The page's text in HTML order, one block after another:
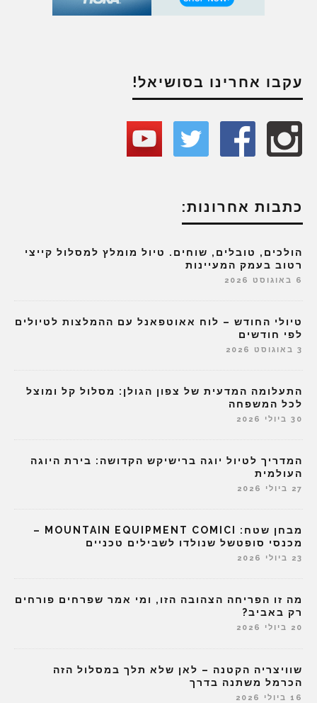
עקבו אחרינו בסושיאל!
כתבות אחרונות:
הולכים, טובלים, שוחים. טיול מומלץ למסלול קייצי
רטוב בעמק המעיינות
6 באוגוסט 2026
טיולי החודש – לוח אאוטפאנל עם ההמלצות לטיולים
לפי חודשים
3 באוגוסט 2026
התעלומה המדעית של צפון הגולן: מסלול קל ומוצל
לכל המשפחה
30 ביולי 2026
המדריך לטיול יוגה ברישיקש הקדושה: בירת היוגה
העולמית
27 ביולי 2026
מבחן שטח: MOUNTAIN EQUIPMENT COMICI –
מכנסי סופטשל שנולדו לשבילים טכניים
23 ביולי 2026
מה זו הפריחה הצהובה הזו, ומי אמר שפרחים פורחים
רק באביב?
20 ביולי 2026
שוויצריה הקטנה – לאן שלא תלך במסלול הזה
הכרמל משתנה בדרך
16 ביולי 2026